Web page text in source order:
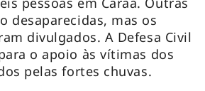
desaparecidas, mas os
divulgados. A Defesa Civil
o apoio às vítimas dos
pelas fortes chuvas.